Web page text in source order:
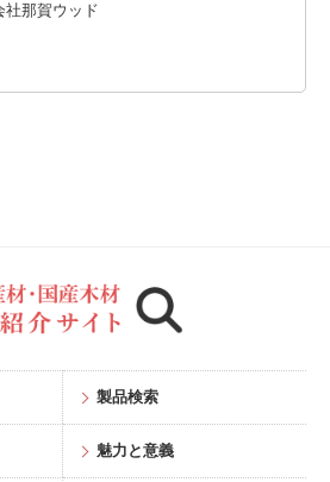
社那賀ウッド
製品検索
魅力と意義